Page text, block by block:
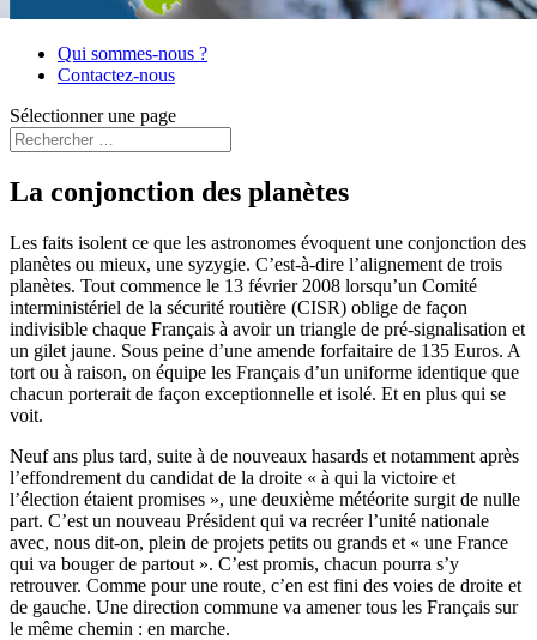
Qui sommes-nous ?
Contactez-nous
Sélectionner une page
La conjonction des planètes
Les faits isolent ce que les astronomes évoquent une conjonction des
planètes ou mieux, une syzygie. C’est-à-dire l’alignement de trois
planètes. Tout commence le 13 février 2008 lorsqu’un Comité
interministériel de la sécurité routière (CISR) oblige de façon
indivisible chaque Français à avoir un triangle de pré-signalisation et
un gilet jaune. Sous peine d’une amende forfaitaire de 135 Euros. A
tort ou à raison, on équipe les Français d’un uniforme identique que
chacun porterait de façon exceptionnelle et isolé. Et en plus qui se
voit.
Neuf ans plus tard, suite à de nouveaux hasards et notamment après
l’effondrement du candidat de la droite « à qui la victoire et
l’élection étaient promises », une deuxième météorite surgit de nulle
part. C’est un nouveau Président qui va recréer l’unité nationale
avec, nous dit-on, plein de projets petits ou grands et « une France
qui va bouger de partout ». C’est promis, chacun pourra s’y
retrouver. Comme pour une route, c’en est fini des voies de droite et
de gauche. Une direction commune va amener tous les Français sur
le même chemin : en marche.